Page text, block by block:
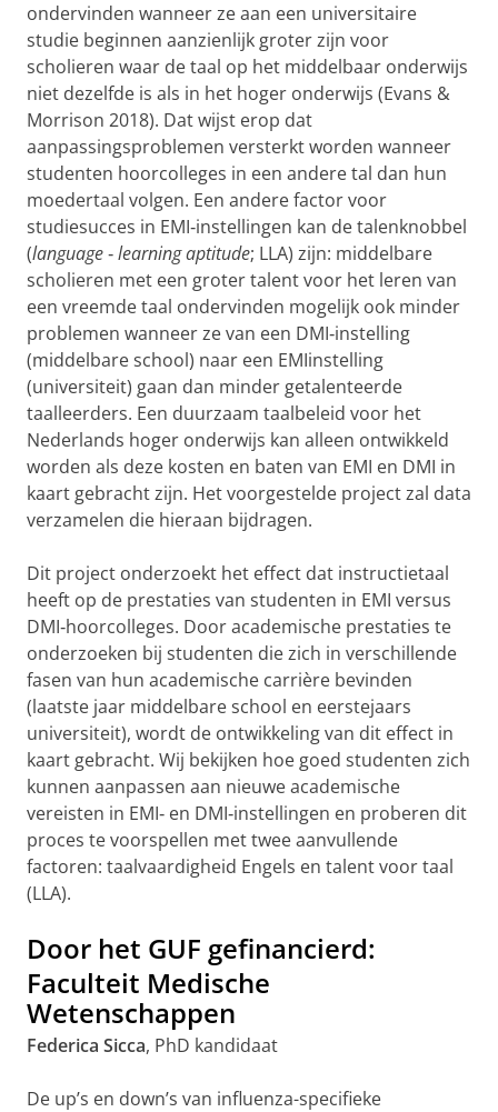
ondervinden wanneer ze aan een universitaire
studie beginnen aanzienlijk groter zijn voor
scholieren waar de taal op het middelbaar onderwijs
niet dezelfde is als in het hoger onderwijs (Evans &
Morrison 2018). Dat wijst erop dat
aanpassingsproblemen versterkt worden wanneer
studenten hoorcolleges in een andere tal dan hun
moedertaal volgen. Een andere factor voor
studiesucces in EMI‐instellingen kan de talenknobbel
(language‐learning aptitude; LLA) zijn: middelbare
scholieren met een groter talent voor het leren van
een vreemde taal ondervinden mogelijk ook minder
problemen wanneer ze van een DMI‐instelling
(middelbare school) naar een EMIinstelling
(universiteit) gaan dan minder getalenteerde
taalleerders. Een duurzaam taalbeleid voor het
Nederlands hoger onderwijs kan alleen ontwikkeld
worden als deze kosten en baten van EMI en DMI in
kaart gebracht zijn. Het voorgestelde project zal data
verzamelen die hieraan bijdragen.
Dit project onderzoekt het effect dat instructietaal
heeft op de prestaties van studenten in EMI versus
DMI‐hoorcolleges. Door academische prestaties te
onderzoeken bij studenten die zich in verschillende
fasen van hun academische carrière bevinden
(laatste jaar middelbare school en eerstejaars
universiteit), wordt de ontwikkeling van dit effect in
kaart gebracht. Wij bekijken hoe goed studenten zich
kunnen aanpassen aan nieuwe academische
vereisten in EMI‐ en DMI‐instellingen en proberen dit
proces te voorspellen met twee aanvullende
factoren: taalvaardigheid Engels en talent voor taal
(LLA).
Door het GUF gefinancierd:
Faculteit Medische
Wetenschappen
Federica Sicca, PhD kandidaat
De up’s en down’s van influenza-specifieke